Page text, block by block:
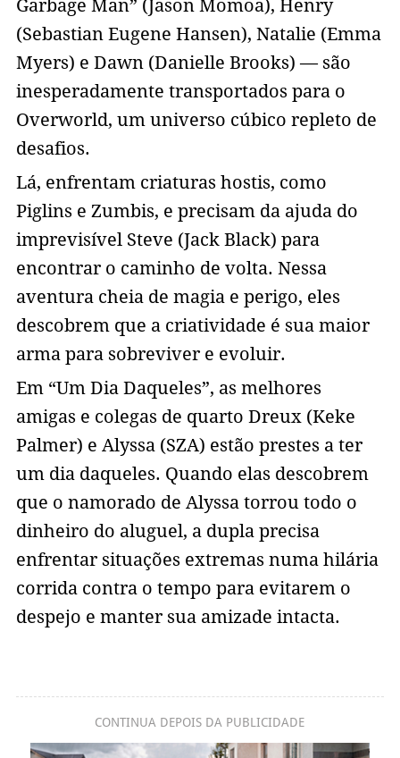
Garbage Man” (Jason Momoa), Henry
(Sebastian Eugene Hansen), Natalie (Emma
Myers) e Dawn (Danielle Brooks) — são
inesperadamente transportados para o
Overworld, um universo cúbico repleto de
desafios.
Lá, enfrentam criaturas hostis, como
Piglins e Zumbis, e precisam da ajuda do
imprevisível Steve (Jack Black) para
encontrar o caminho de volta. Nessa
aventura cheia de magia e perigo, eles
descobrem que a criatividade é sua maior
arma para sobreviver e evoluir.
Em “Um Dia Daqueles”, as melhores
amigas e colegas de quarto Dreux (Keke
Palmer) e Alyssa (SZA) estão prestes a ter
um dia daqueles. Quando elas descobrem
que o namorado de Alyssa torrou todo o
dinheiro do aluguel, a dupla precisa
enfrentar situações extremas numa hilária
corrida contra o tempo para evitarem o
despejo e manter sua amizade intacta.
CONTINUA DEPOIS DA PUBLICIDADE